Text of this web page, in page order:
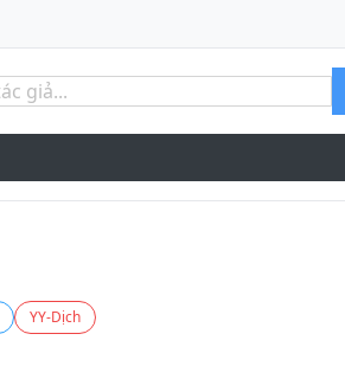
YY-Dịch